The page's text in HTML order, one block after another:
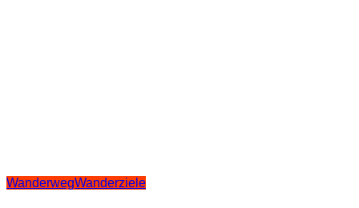
WanderwegWanderziele